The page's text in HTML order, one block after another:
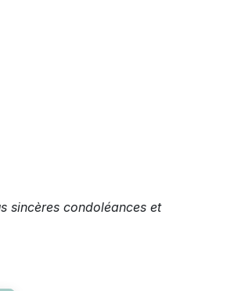
sincères condoléances et